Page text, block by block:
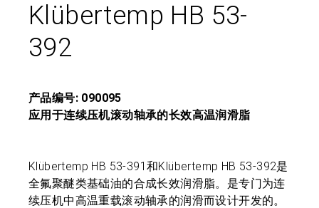
Klübertemp HB 53-
392
产品编号: 090095
应用于连续压机滚动轴承的长效高温润滑脂
Klübertemp HB 53-391和Klübertemp HB 53-392是
全氟聚醚类基础油的合成长效润滑脂。是专门为连
续压机中高温重载滚动轴承的润滑而设计开发的。